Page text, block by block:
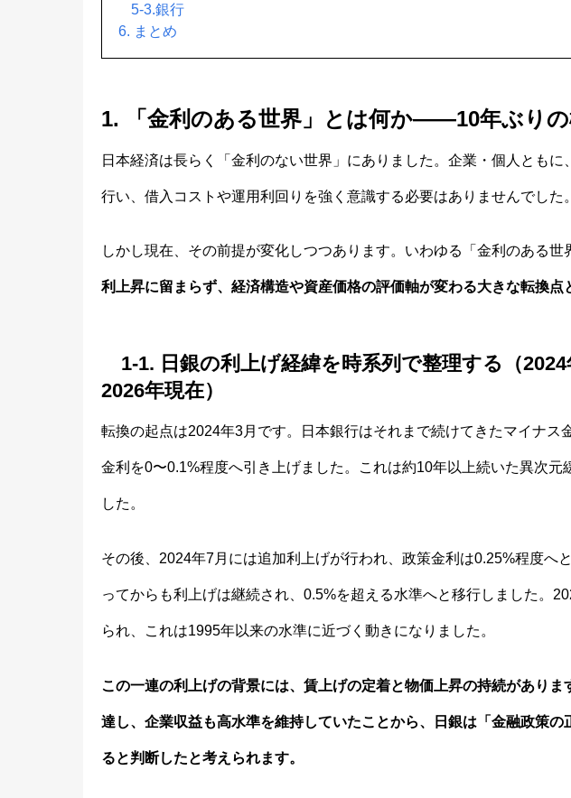
5-3.銀行
6. まとめ
1. 「金利のある世界」とは何か——10年ぶり
日本経済は長らく「金利のない世界」にありました。企業・個人とも
行い、借入コストや運用利回りを強く意識する必要はありませんでした。
しかし現在、その前提が変化しつつあります。いわゆる「金利のある世
利上昇に留まらず、経済構造や資産価格の評価軸が変わる大きな転換点
1-1. 日銀の利上げ経緯を時系列で整理する（
2026年現在）
転換の起点は2024年3月です。日本銀行はそれまで続けてきたマイナ
金利を0〜0.1%程度へ引き上げました。これは約10年以上続いた異次元
した。
その後、2024年7月には追加利上げが行われ、政策金利は0.25%程度へ
ってからも利上げは継続され、0.5%を超える水準へと移行しました。
られ、これは1995年以来の水準に近づく動きになりました。
この一連の利上げの背景には、賃上げの定着と物価上昇の持続があり
達し、企業収益も高水準を維持していたことから、日銀は「金融政策
ると判断したと考えられます。